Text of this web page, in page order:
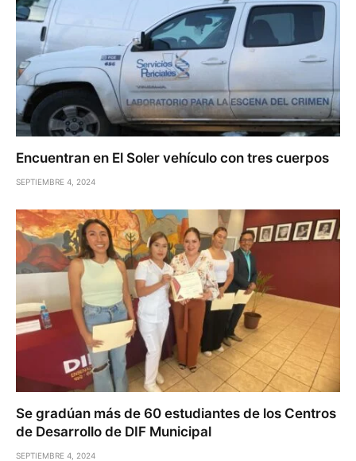
Encuentran en El Soler vehículo con tres cuerpos
SEPTIEMBRE 4, 2024
Se gradúan más de 60 estudiantes de los Centros
de Desarrollo de DIF Municipal
SEPTIEMBRE 4, 2024